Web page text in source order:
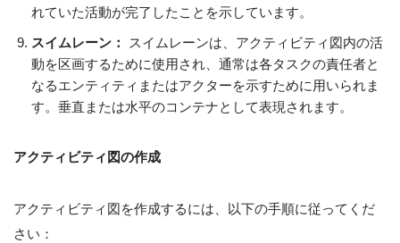
れていた活動が完了したことを示しています。
スイムレーン：
スイムレーンは、アクティビティ図内の活
動を区画するために使用され、通常は各タスクの責任者と
なるエンティティまたはアクターを示すために用いられま
す。垂直または水平のコンテナとして表現されます。
アクティビティ図の作成
アクティビティ図を作成するには、以下の手順に従ってくだ
さい：